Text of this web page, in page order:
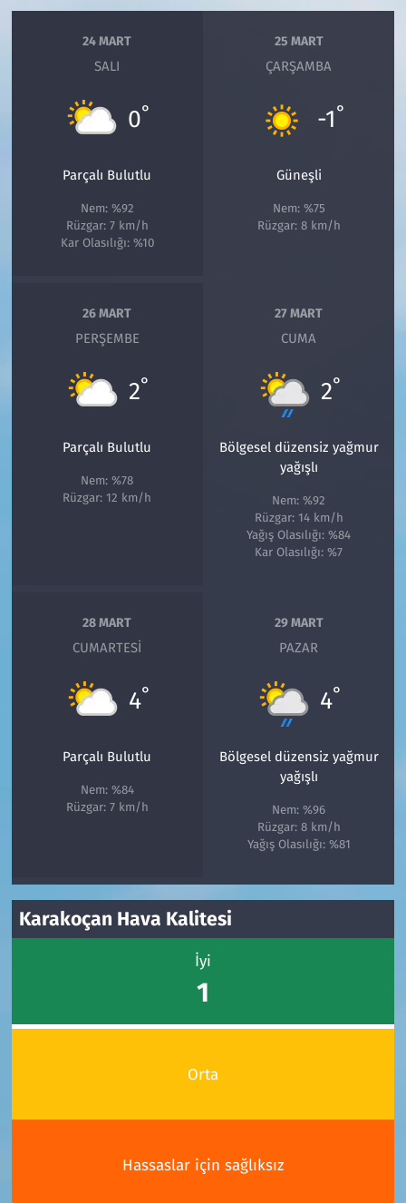
24 MART
SALI
0°
Parçalı Bulutlu
Nem: %92
Rüzgar: 7 km/h
Kar Olasılığı: %10
25 MART
ÇARŞAMBA
-1°
Güneşli
Nem: %75
Rüzgar: 8 km/h
26 MART
PERŞEMBE
2°
Parçalı Bulutlu
Nem: %78
Rüzgar: 12 km/h
27 MART
CUMA
2°
Bölgesel düzensiz yağmur
yağışlı
Nem: %92
Rüzgar: 14 km/h
Yağış Olasılığı: %84
Kar Olasılığı: %7
28 MART
CUMARTESI
4°
Parçalı Bulutlu
Nem: %84
Rüzgar: 7 km/h
29 MART
PAZAR
4°
Bölgesel düzensiz yağmur
yağışlı
Nem: %96
Rüzgar: 8 km/h
Yağış Olasılığı: %81
Karakoçan Hava Kalitesi
İyi
1
Orta
Hassaslar için sağlıksız